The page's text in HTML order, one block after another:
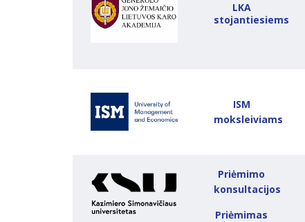
LKA
stojantiesiems
ISM
moksleiviams
Priėmimo
konsultacijos
Priėmimas